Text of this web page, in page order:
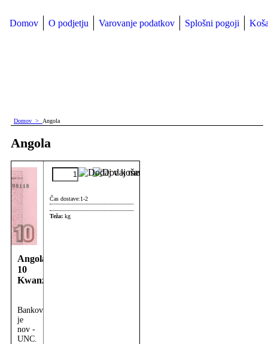
Domov O podjetju Varovanje podatkov Splošni pogoji
Domov > Angola
Angola
Čas dostave:1-2
Teža: kg
Angola
10
Kwanzas
Bankovec
je
nov -
UNC.